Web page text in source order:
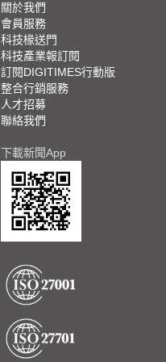
關於我們
會員服務
科技椽送門
科技產業報訂閱
訂閱DIGITIMES行動版
整合行銷服務
人才招募
聯絡我們
下載新聞App